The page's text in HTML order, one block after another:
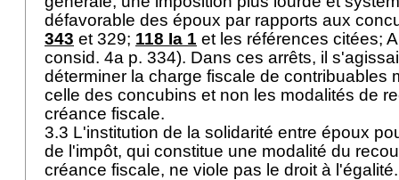
défavorable des époux par rapports aux
343 et 329; 118 Ia 1 et les références citées;
consid. 4a p. 334). Dans ces arrêts, il
déterminer la charge fiscale de contribuables
celle des concubins et non les modalités de
créance fiscale.
3.3 L'institution de la solidarité entre époux
de l'impôt, qui constitue une modalité du
créance fiscale, ne viole pas le droit à